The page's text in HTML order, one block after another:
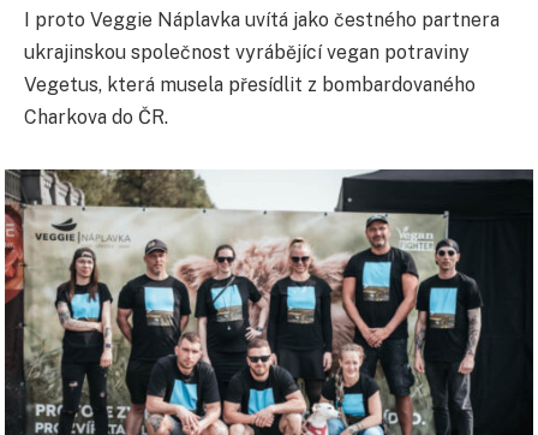
I proto Veggie Náplavka uvítá jako čestného partnera
ukrajinskou společnost vyrábějící vegan potraviny
Vegetus, která musela přesídlit z bombardovaného
Charkova do ČR.